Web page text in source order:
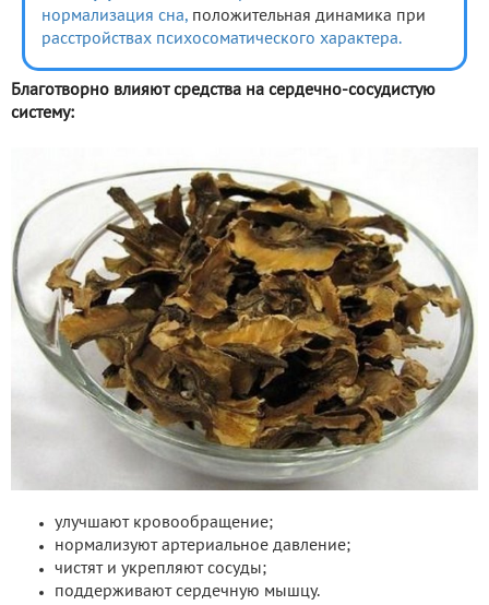
нормализация сна, положительная динамика при
расстройствах психосоматического характера.
Благотворно влияют средства на сердечно-сосудистую
систему:
улучшают кровообращение;
нормализуют артериальное давление;
чистят и укрепляют сосуды;
поддерживают сердечную мышцу.